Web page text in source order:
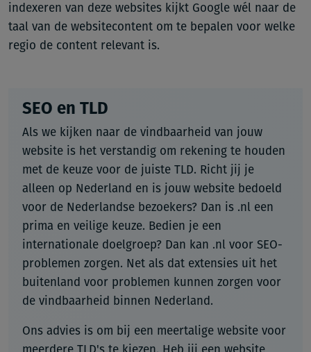
indexeren van deze websites kijkt Google wél naar de
taal van de websitecontent om te bepalen voor welke
regio de content relevant is.
SEO en TLD
Als we kijken naar de vindbaarheid van jouw
website is het verstandig om rekening te houden
met de keuze voor de juiste TLD. Richt jij je
alleen op Nederland en is jouw website bedoeld
voor de Nederlandse bezoekers? Dan is .nl een
prima en veilige keuze. Bedien je een
internationale doelgroep? Dan kan .nl voor SEO-
problemen zorgen. Net als dat extensies uit het
buitenland voor problemen kunnen zorgen voor
de vindbaarheid binnen Nederland.
Ons advies is om bij een meertalige website voor